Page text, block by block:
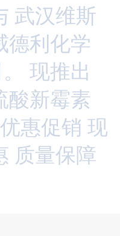
武汉维斯
德利化学
现推出
酸新霉素
惠促销 现
质量保障